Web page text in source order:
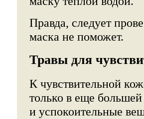
Правда, следует
маска не поможет.
Травы для
К чувствительной
только в еще
и успокоительные